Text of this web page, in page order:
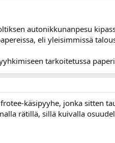
autonikkunanpesu
eli yleisimmissä
tarkoitetussa
käsipyyhe, jonka sitten
rätillä, sillä kuivalla